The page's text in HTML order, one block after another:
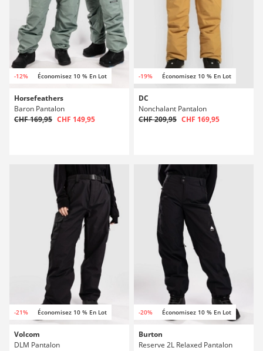
-12% Économisez 10 % En Lot
Horsefeathers
Baron Pantalon
CHF 169,95 CHF 149,95
-19% Économisez 10 % En Lot
DC
Nonchalant Pantalon
CHF 209,95 CHF 169,95
-21% Économisez 10 % En Lot
Volcom
DLM Pantalon
-20% Économisez 10 % En Lot
Burton
Reserve 2L Relaxed Pantalon